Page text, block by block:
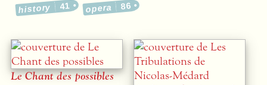
history 41 opera 86
Le Chant des possibles